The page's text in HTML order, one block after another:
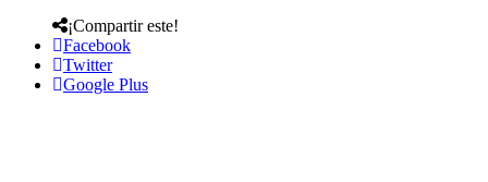
¡Compartir este!
Facebook
Twitter
Google Plus